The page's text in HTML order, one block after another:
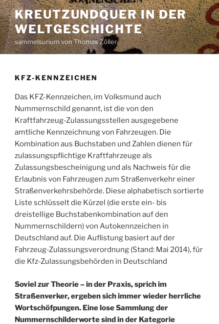
Zum
Inhalt
springen
KREUTZUNDQUER IN DER
WELTGESCHICHTE
sammelsurium von Thomas Zöller
KFZ-KENNZEICHEN
Das KFZ-Kennzeichen, im Volksmund auch
Nummernschild genannt, ist die von den
Kraftfahrzeug-Zulassungsstellen ausgegebene
amtliche Kennzeichnung von Fahrzeugen. Die
Kombination aus Buchstaben und Zahlen dienen für
zulassungspflichtige Kraftfahrzeuge als
Zulassungsbescheinigung und als Nachweis für die
Erlaubnis von Fahrzeugen zum Straßenverkehr einer
Straßenverkehrsbehörde. Diese alphabetisch sortierte
Liste schlüsselt die Kürzel (die erste ein- bis
dreistellige Buchstabenkombination auf den
Nummernschildern) von Autokennzeichen in
Deutschland auf. Die Auflistung basiert auf der
Fahrzeug-Zulassungsverordnung (Stand: Mai 2014), für
die Kfz-Zulassungsbehörden in Deutschland
Soviel zur Theorie – in der Praxis, sprich im
Straßenverker, ergeben sich immer wieder herrliche
Wortschöfpungen. Eine lose Sammlung der
Nummernschilderworte sind in der Kategorie